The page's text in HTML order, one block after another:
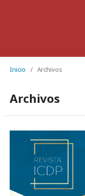
Inicio / Archivos
Archivos